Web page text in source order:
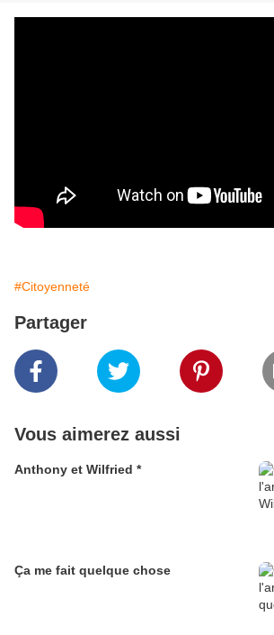
#Citoyenneté
Partager
Vous aimerez aussi
Anthony et Wilfried *
Ça me fait quelque chose